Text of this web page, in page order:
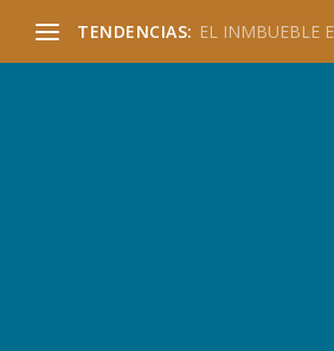
TENDENCIAS: EL INMBUEBLE